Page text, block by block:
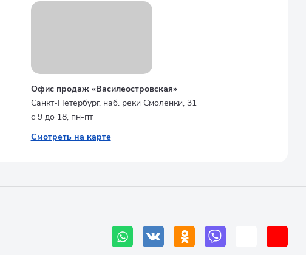
Офис продаж «Василеостровская»
Санкт-Петербург, наб. реки Смоленки, 31
с 9 до 18, пн-пт
Смотреть на карте